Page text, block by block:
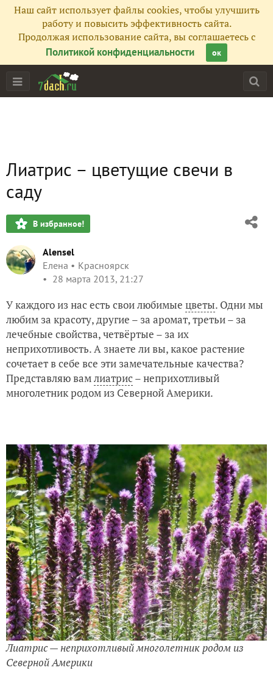
Наш сайт использует файлы cookies, чтобы улучшить
работу и повысить эффективность сайта.
Продолжая использование сайта, вы соглашаетесь с
Политикой конфиденциальности
ок
Лиатрис – цветущие свечи в
саду
В избранное!
Alensel
Елена
Красноярск
28 марта 2013, 21:27
У каждого из нас есть свои любимые цветы. Одни мы
любим за красоту, другие – за аромат, третьи – за
лечебные свойства, четвёртые – за их
неприхотливость. А знаете ли вы, какое растение
сочетает в себе все эти замечательные качества?
Представляю вамлиатрис – неприхотливый
многолетник родом из Северной Америки.
Лиатрис — неприхотливый многолетник родом из
Северной Америки